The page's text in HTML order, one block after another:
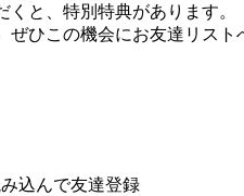
と、特別特典があります。
ぜひこの機会にお友達リスト
込んで友達登録